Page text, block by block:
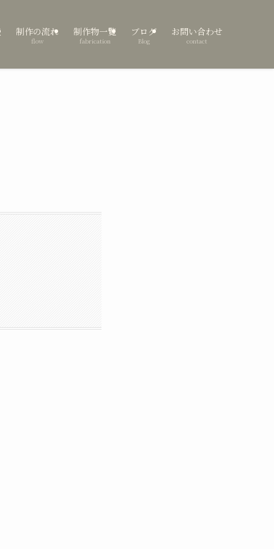
制作の流れ
flow
制作物一覧
fabrication
ブログ
Blog
お問い合わせ
contact